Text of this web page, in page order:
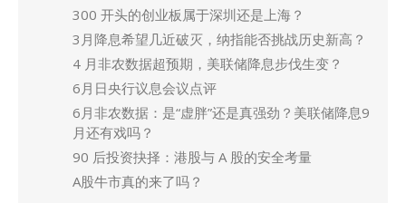
300 开头的创业板属于深圳还是上海？
3月降息希望几近破灭，纳指能否挑战历史新高？
4 月非农数据超预期，美联储降息步伐生变？
6月日央行议息会议点评
6月非农数据：是“虚胖”还是真强劲？美联储降息9
月还有戏吗？
90 后投资抉择：港股与 A 股的安全考量
A股牛市真的来了吗？